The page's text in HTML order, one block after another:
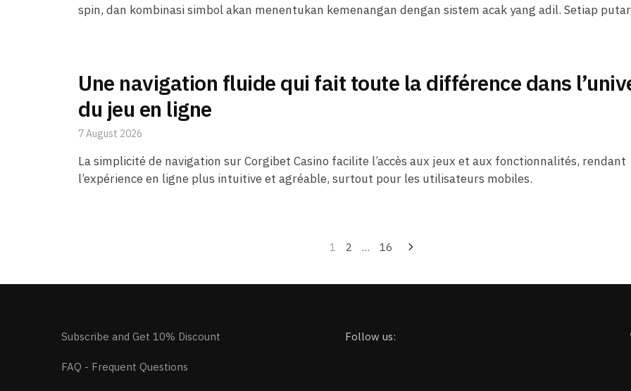
spin, dan kombinasi simbol akan menentukan kemenangan dengan sistem acak yang adil. Setiap
Une navigation fluide qui fait toute la différence dans
du jeu en ligne
7 August 2026
La simplicité de navigation sur Corgibet Casino facilite l’accès aux jeux et aux fonctionnalités, rendant
l’expérience en ligne plus intuitive et agréable, surtout pour les utilisateurs mobiles.
pagination
1 2 … 16
Subscribe and Get 10% Discount
FAQ - Frequent Questions
Follow us: